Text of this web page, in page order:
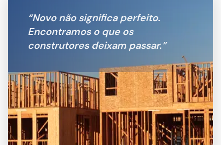
“Novo não significa perfeito.
Encontramos o que os
construtores deixam passar.”